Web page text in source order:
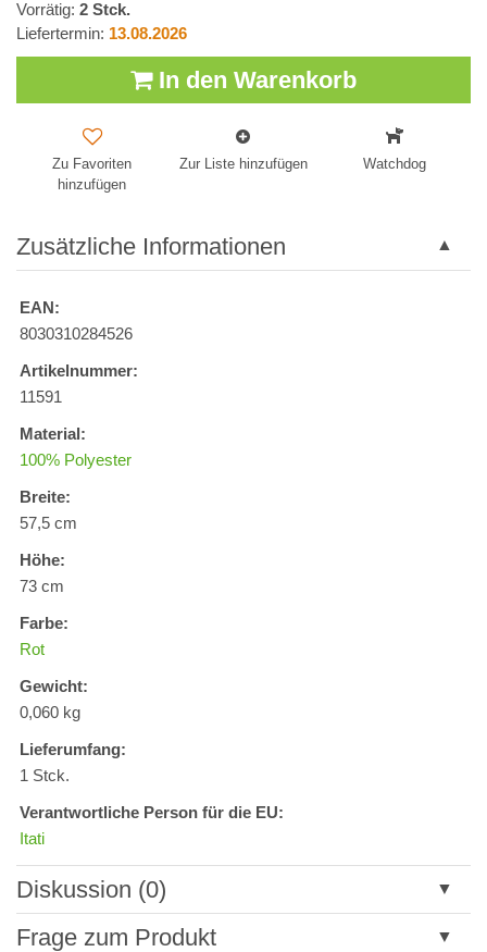
Vorrätig: 2 Stck.
Liefertermin: 13.08.2026
In den Warenkorb
Zu Favoriten
hinzufügen
Zur Liste hinzufügen Watchdog
Zusätzliche Informationen
EAN:
8030310284526
Artikelnummer:
11591
Material:
100% Polyester
Breite:
57,5 cm
Höhe:
73 cm
Farbe:
Rot
Gewicht:
0,060 kg
Lieferumfang:
1 Stck.
Verantwortliche Person für die EU:
Itati
Diskussion (0)
Neuer Kommentar
Frage zum Produkt